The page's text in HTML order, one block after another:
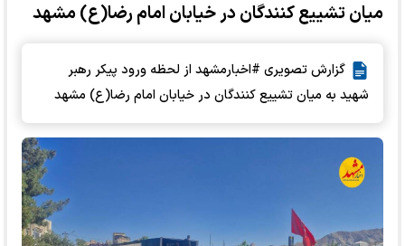
میان تشییع کنندگان در خیابان امام رضا(ع) مشهد
گزارش تصویری #اخبارمشهد از لحظه ورود پیکر رهبر
شهید به میان تشییع کنندگان در خیابان امام رضا(ع) مشهد